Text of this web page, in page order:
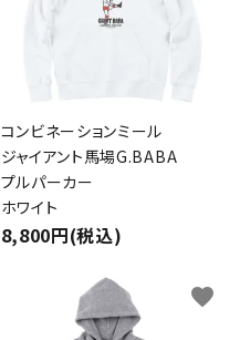
コンビネーションミール
ジャイアント馬場G.BABA
プルパーカー
ホワイト
8,800円(税込)
favorite